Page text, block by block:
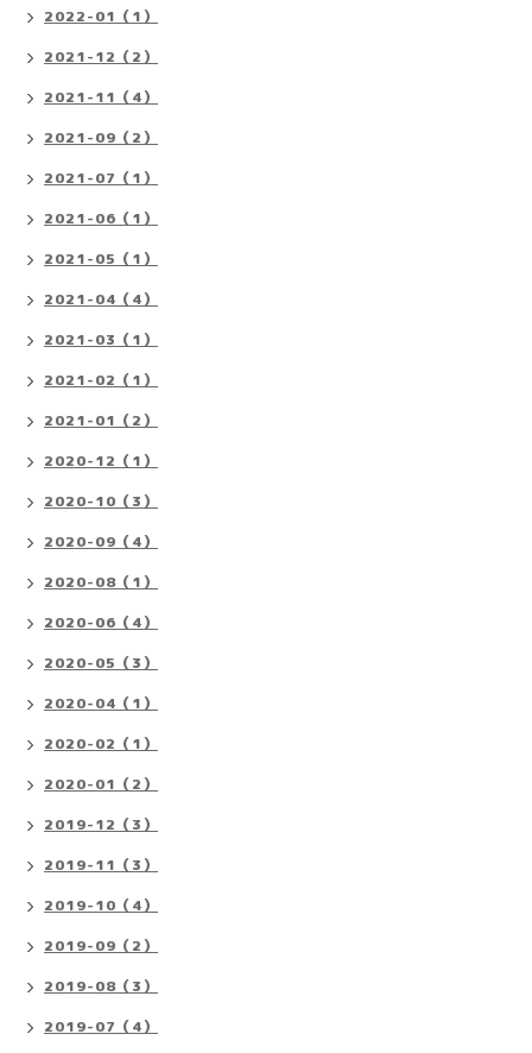
2022-01（1）
2021-12（2）
2021-11（4）
2021-09（2）
2021-07（1）
2021-06（1）
2021-05（1）
2021-04（4）
2021-03（1）
2021-02（1）
2021-01（2）
2020-12（1）
2020-10（3）
2020-09（4）
2020-08（1）
2020-06（4）
2020-05（3）
2020-04（1）
2020-02（1）
2020-01（2）
2019-12（3）
2019-11（3）
2019-10（4）
2019-09（2）
2019-08（3）
2019-07（4）